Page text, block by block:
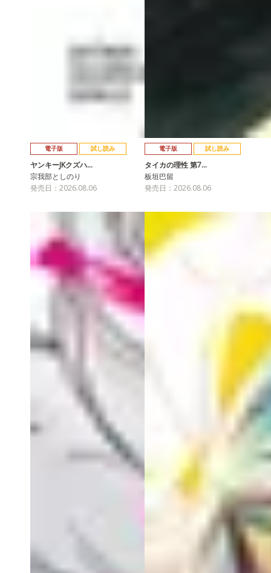
電子版 試し読み
ヤンキーJKクズハ…
宗我部としのり
発売日：2026.08.06
電子版 試し読み
タイカの理性 第7…
板垣巴留
発売日：2026.08.06